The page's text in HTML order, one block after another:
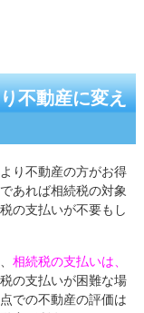
不動産に変え
り不動産の方がお得
あれば相続税の対象
の支払いが不要もし
相続税の支払いは、
の支払いが困難な場
での不動産の評価は